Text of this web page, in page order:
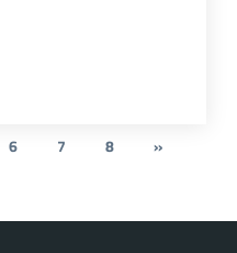
6 7 8 »